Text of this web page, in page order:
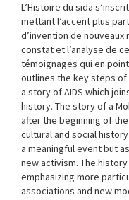
L’Histoire du sida
mettant l’accent plus
d’invention de
constat et l’analyse de
témoignages qui en
outlines the key steps
a story of AIDS which
history. The story of a
after the beginning of
cultural and social
a meaningful event but
new activism. The
emphasizing more
associations and new